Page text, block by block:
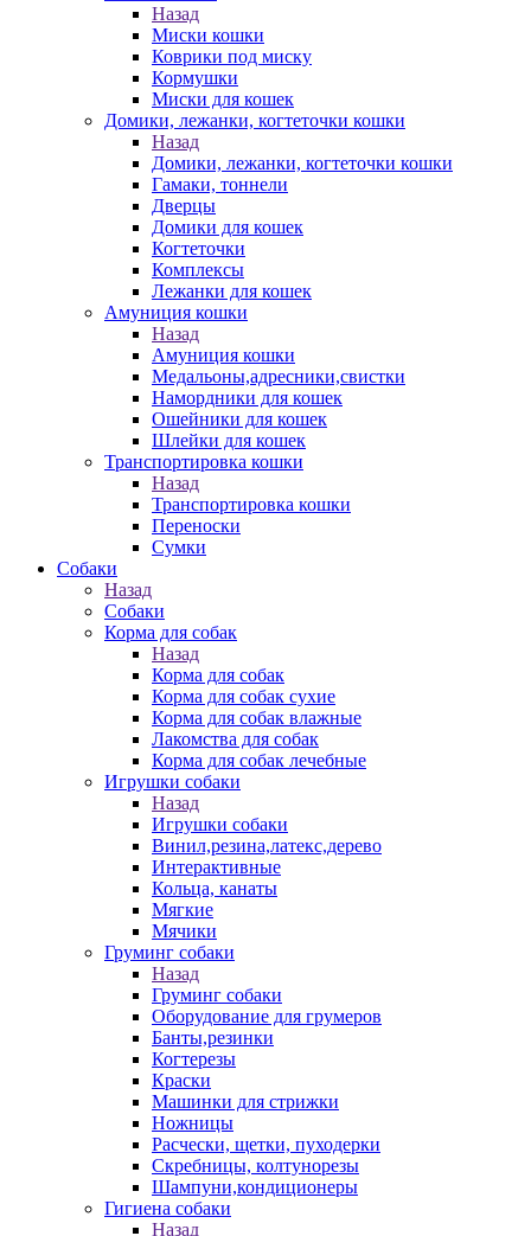
Назад
Миски кошки
Коврики под миску
Кормушки
Миски для кошек
Домики, лежанки, когтеточки кошки
Назад
Домики, лежанки, когтеточки кошки
Гамаки, тоннели
Дверцы
Домики для кошек
Когтеточки
Комплексы
Лежанки для кошек
Амуниция кошки
Назад
Амуниция кошки
Медальоны,адресники,свистки
Намордники для кошек
Ошейники для кошек
Шлейки для кошек
Транспортировка кошки
Назад
Транспортировка кошки
Переноски
Сумки
Собаки
Назад
Собаки
Корма для собак
Назад
Корма для собак
Корма для собак сухие
Корма для собак влажные
Лакомства для собак
Корма для собак лечебные
Игрушки собаки
Назад
Игрушки собаки
Винил,резина,латекс,дерево
Интерактивные
Кольца, канаты
Мягкие
Мячики
Груминг собаки
Назад
Груминг собаки
Оборудование для грумеров
Банты,резинки
Когтерезы
Краски
Машинки для стрижки
Ножницы
Расчески, щетки, пуходерки
Скребницы, колтунорезы
Шампуни,кондиционеры
Гигиена собаки
Назад